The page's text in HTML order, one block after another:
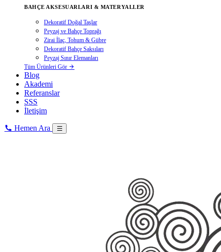
BAHÇE AKSESUARLARI & MATERYALLER
Dekoratif Doğal Taşlar
Peyzaj ve Bahçe Toprağı
Zirai İlaç, Tohum & Gübre
Dekoratif Bahçe Saksıları
Peyzaj Sınır Elemanları
Tüm Ürünleri Gör
Blog
Akademi
Referanslar
SSS
İletişim
Hemen Ara